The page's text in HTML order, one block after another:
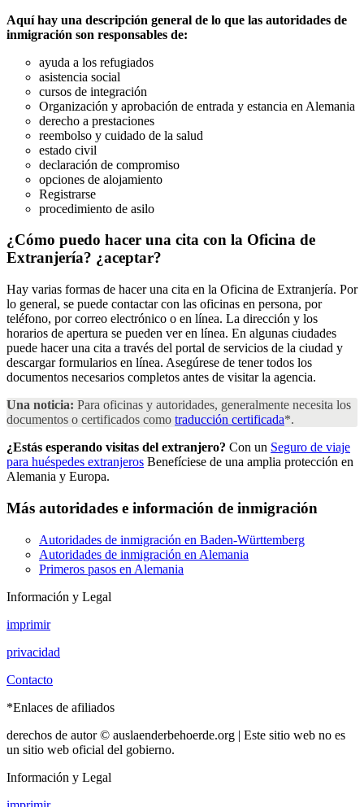
Aquí hay una descripción general de lo que las autoridades de
inmigración son responsables de:
ayuda a los refugiados
asistencia social
cursos de integración
Organización y aprobación de entrada y estancia en Alemania
derecho a prestaciones
reembolso y cuidado de la salud
estado civil
declaración de compromiso
opciones de alojamiento
Registrarse
procedimiento de asilo
¿Cómo puedo hacer una cita con la Oficina de
Extranjería? ¿aceptar?
Hay varias formas de hacer una cita en la Oficina de Extranjería. Por
lo general, se puede contactar con las oficinas en persona, por
teléfono, por correo electrónico o en línea. La dirección y los
horarios de apertura se pueden ver en línea. En algunas ciudades
puede hacer una cita a través del portal de servicios de la ciudad y
descargar formularios en línea. Asegúrese de tener todos los
documentos necesarios completos antes de visitar la agencia.
Una noticia: Para oficinas y autoridades, generalmente necesita los
documentos o certificados como traducción certificada*.
¿Estás esperando visitas del extranjero? Con un Seguro de viaje
para huéspedes extranjeros Benefíciese de una amplia protección en
Alemania y Europa.
Más autoridades e información de inmigración
Autoridades de inmigración en Baden-Württemberg
Autoridades de inmigración en Alemania
Primeros pasos en Alemania
Información y Legal
imprimir
privacidad
Contacto
*Enlaces de afiliados
derechos de autor © auslaenderbehoerde.org | Este sitio web no es
un sitio web oficial del gobierno.
Información y Legal